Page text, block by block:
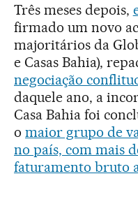
Três meses depois,
firmado um novo
majoritários da
e Casas Bahia),
negociação
daquele ano, a
Casa Bahia foi
o maior grupo de
no país, com mais
faturamento bruto